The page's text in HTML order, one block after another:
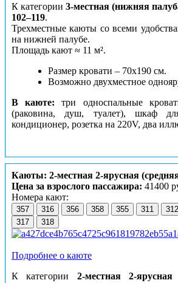
К категории 3-местная (нижняя
102–119.
Трехместные каюты со всеми
на нижней палубе.
Площадь кают ≈ 11 м².
Размер кровати – 70х190 см.
Возможно двухместное
В каюте: три односпальные
(раковина, душ, туалет), шкаф
кондиционер, розетка на 220V, два
Каюты: 2-местная 2-ярусная
Цена за взрослого пассажира: 41400
Номера кают:
357 316 356 358 355 311 312
317
318
Подробнее о каюте
К категории 2-местная 2-